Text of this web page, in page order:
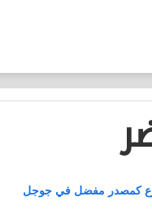
كمصدر مفضل في جوجل